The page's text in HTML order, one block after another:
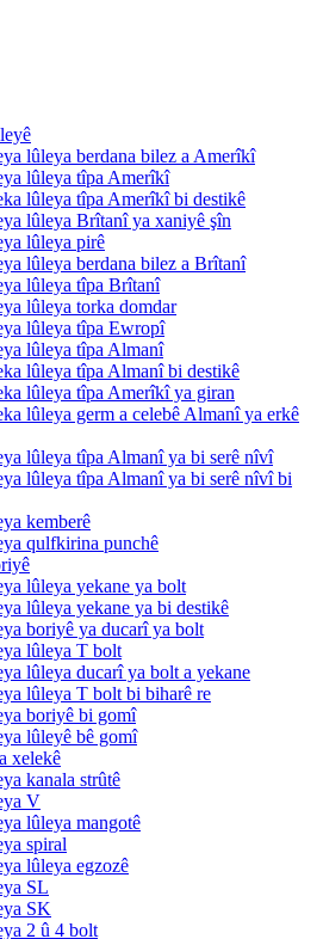
lûleya berdana bilez a Amerîkî
lûleya tîpa Amerîkî
lûleya tîpa Amerîkî bi destikê
lûleya Brîtanî ya xaniyê şîn
lûleya pirê
lûleya berdana bilez a Brîtanî
lûleya tîpa Brîtanî
lûleya torka domdar
lûleya tîpa Ewropî
lûleya tîpa Almanî
lûleya tîpa Almanî bi destikê
lûleya tîpa Amerîkî ya giran
lûleya germ a celebê Almanî ya erkê
lûleya tîpa Almanî ya bi serê nîvî
lûleya tîpa Almanî ya bi serê nîvî bi
kemberê
qulfkirina punchê
lûleya yekane ya bolt
lûleya yekane ya bi destikê
boriyê ya ducarî ya bolt
lûleya T bolt
lûleya ducarî ya bolt a yekane
lûleya T bolt bi biharê re
boriyê bi gomî
lûleyê bê gomî
xelekê
kanala strûtê
V
lûleya mangotê
spiral
lûleya egzozê
SL
SK
2 û 4 bolt